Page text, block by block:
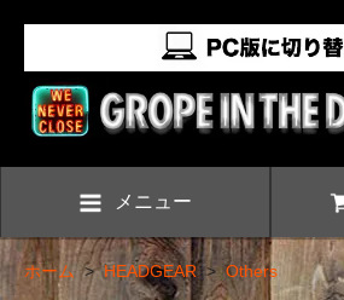
メニュー
ホーム>HEADGEAR>Others